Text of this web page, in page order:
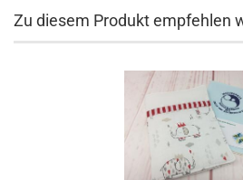
Zu diesem Produkt empfehlen